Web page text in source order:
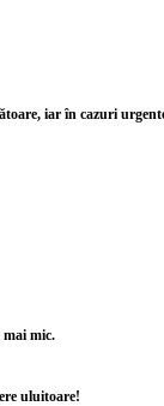
iar în cazuri
mic.
uluitoare!